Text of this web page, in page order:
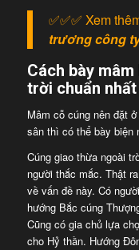
✅✅✅ Xem
trương công
Cách bày
trời chuẩn nhất
Mâm cỗ cúng nên đặt
sân thì có thể bày biện
Cúng giao thừa ngoài
người thắc mắc. Thật
về vấn đề này. Có
hướng Bắc cúng
Cũng có gia chủ lựa
cho Hỷ thần. Hướng